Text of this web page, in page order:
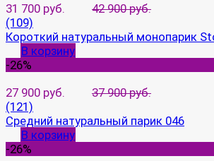
31 700 руб.
42 900 руб.
(109)
Короткий натуральный монопарик
В корзину
-26%
27 900 руб.
37 900 руб.
(121)
Средний натуральный парик 046
В корзину
-26%